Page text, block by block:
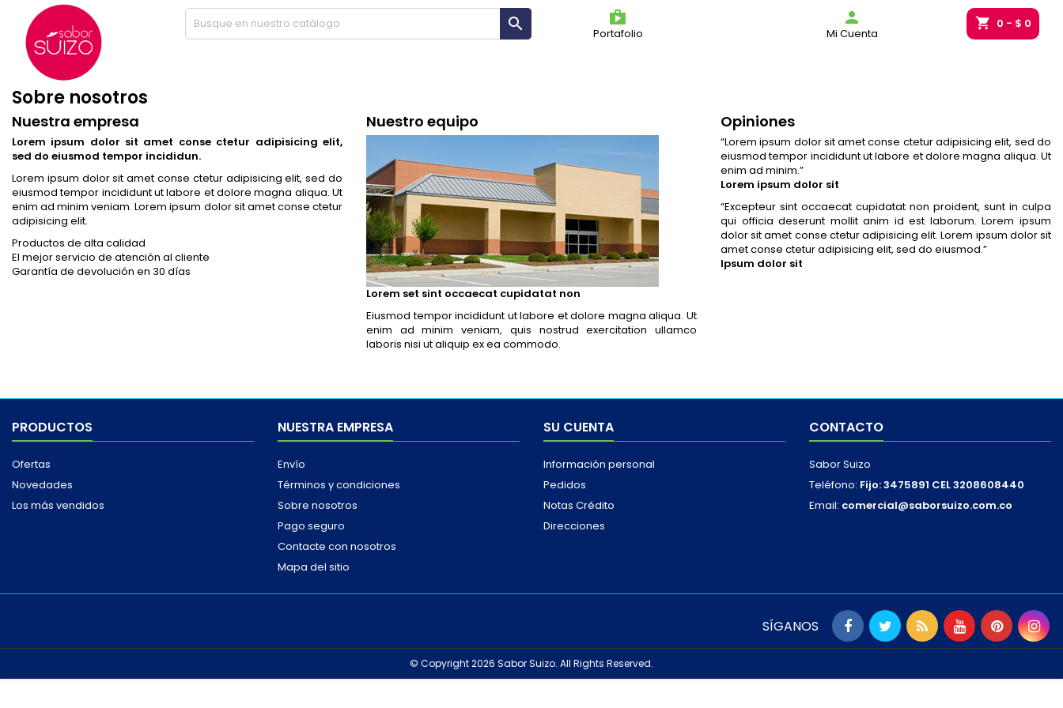
shopping_cart 0 - $ 0
 shopping_bag
Portafolio

Mi Cuenta
Inicio Sobre nosotros
SOBRE NOSOTROS
Sobre nosotros
Nuestra empresa
Lorem ipsum dolor sit amet conse ctetur adipisicing elit,
sed do eiusmod tempor incididun.
Lorem ipsum dolor sit amet conse ctetur adipisicing elit, sed do
eiusmod tempor incididunt ut labore et dolore magna aliqua. Ut
enim ad minim veniam. Lorem ipsum dolor sit amet conse ctetur
adipisicing elit.
Productos de alta calidad
El mejor servicio de atención al cliente
Garantía de devolución en 30 días
Nuestro equipo
Lorem set sint occaecat cupidatat non
Eiusmod tempor incididunt ut labore et dolore magna aliqua. Ut
enim ad minim veniam, quis nostrud exercitation ullamco
laboris nisi ut aliquip ex ea commodo.
Opiniones
“Lorem ipsum dolor sit amet conse ctetur adipisicing elit, sed do
eiusmod tempor incididunt ut labore et dolore magna aliqua. Ut
enim ad minim.”
Lorem ipsum dolor sit
“Excepteur sint occaecat cupidatat non proident, sunt in culpa
qui officia deserunt mollit anim id est laborum. Lorem ipsum
dolor sit amet conse ctetur adipisicing elit. Lorem ipsum dolor sit
amet conse ctetur adipisicing elit, sed do eiusmod.”
Ipsum dolor sit
PRODUCTOS
Ofertas
Novedades
Los más vendidos
NUESTRA EMPRESA
Envío
Términos y condiciones
Sobre nosotros
Pago seguro
Contacte con nosotros
Mapa del sitio
SU CUENTA
Información personal
Pedidos
Notas Crédito
Direcciones
CONTACTO
Sabor Suizo
Teléfono: Fijo: 3475891 CEL 3208608440
Email: comercial@saborsuizo.com.co
SÍGANOS
© Copyright 2026 Sabor Suizo. All Rights Reserved.